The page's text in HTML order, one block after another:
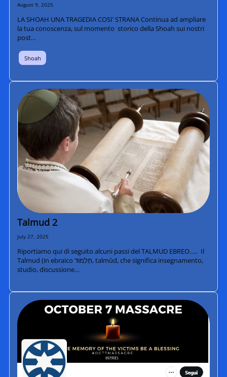
August 9, 2025
LA SHOAH UNA TRAGEDIA COSI’ STRANA Continua ad ampliare
la tua conoscenza, sul momento storico della Shoah sui nostri
post…
Shoah
Talmud 2
July 27, 2025
Riportiamo qui di seguito alcuni passi del TALMUD EBREO….. Il
Talmud (in ebraico תַּלְמוּד‎, talmūd, che significa insegnamento,
studio, discussione…